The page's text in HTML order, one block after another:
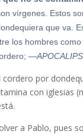
vírgenes. Estos
que va.
los hombres
cordero por
con iglesias
a Pablo, pues